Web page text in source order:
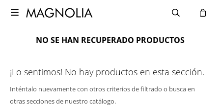

NO SE HAN RECUPERADO PRODUCTOS
¡Lo sentimos! No hay productos en esta sección.
Inténtalo nuevamente con otros criterios de filtrado o busca en
otras secciones de nuestro catálogo.